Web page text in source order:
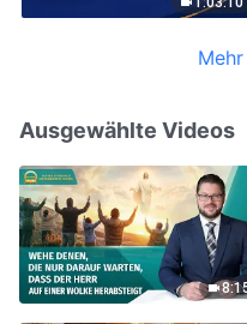
Ausgewählte Videos